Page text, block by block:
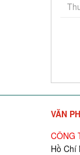
VĂN
CÔNG
Hồ Chí